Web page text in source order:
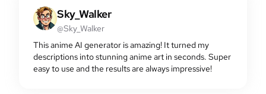
Sky_Walker
@Sky_Walker
This anime AI generator is amazing! It turned my
descriptions into stunning anime art in seconds. Super
easy to use and the results are always impressive!